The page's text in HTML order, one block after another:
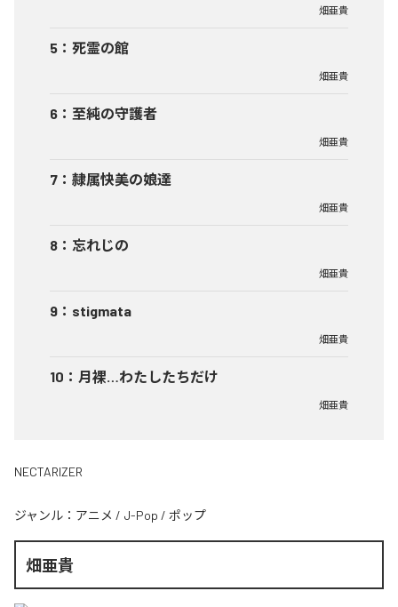
畑亜貴
5 ： 死霊の館
畑亜貴
6 ： 至純の守護者
畑亜貴
7 ： 隷属快美の娘達
畑亜貴
8 ： 忘れじの
畑亜貴
9 ： stigmata
畑亜貴
10 ： 月裸…わたしたちだけ
畑亜貴
NECTARIZER
ジャンル： アニメ / J-Pop / ポップ
畑亜貴